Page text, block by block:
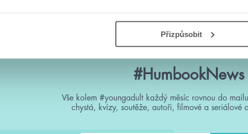
Přizpůsobit
#HumbookNews
Vše kolem #youngadult každý měsíc rovnou do
chystá, kvízy, soutěže, autoři, filmové a seriálové